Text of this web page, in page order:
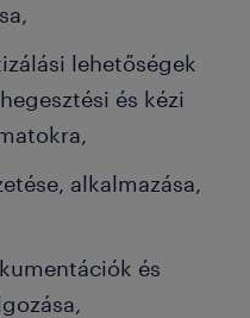
lehetőségek
és kézi
alkalmazása,
és